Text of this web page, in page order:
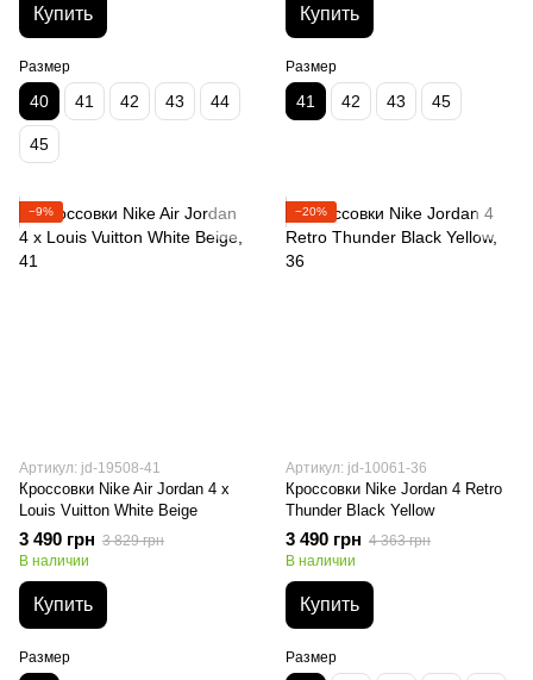
Купить
Размер
40 41 42 43 44
45
Купить
Размер
41 42 43 45
−9%
Артикул: jd-19508-41
Кроссовки Nike Air Jordan 4 x
Louis Vuitton White Beige
3 490 грн 3 829 грн
В наличии
Купить
Размер
−20%
Артикул: jd-10061-36
Кроссовки Nike Jordan 4 Retro
Thunder Black Yellow
3 490 грн 4 363 грн
В наличии
Купить
Размер